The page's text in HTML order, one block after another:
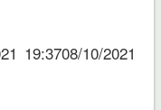
19:3708/10/2021